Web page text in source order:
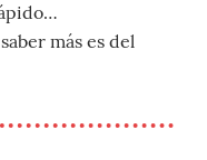
más es del